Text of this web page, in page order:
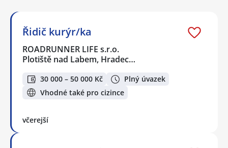
Řidič kurýr/ka
ROADRUNNER LIFE s.r.o.
Plotiště nad Labem, Hradec…
30 000 – 50 000 Kč
Plný úvazek
Vhodné také pro cizince
včerejší